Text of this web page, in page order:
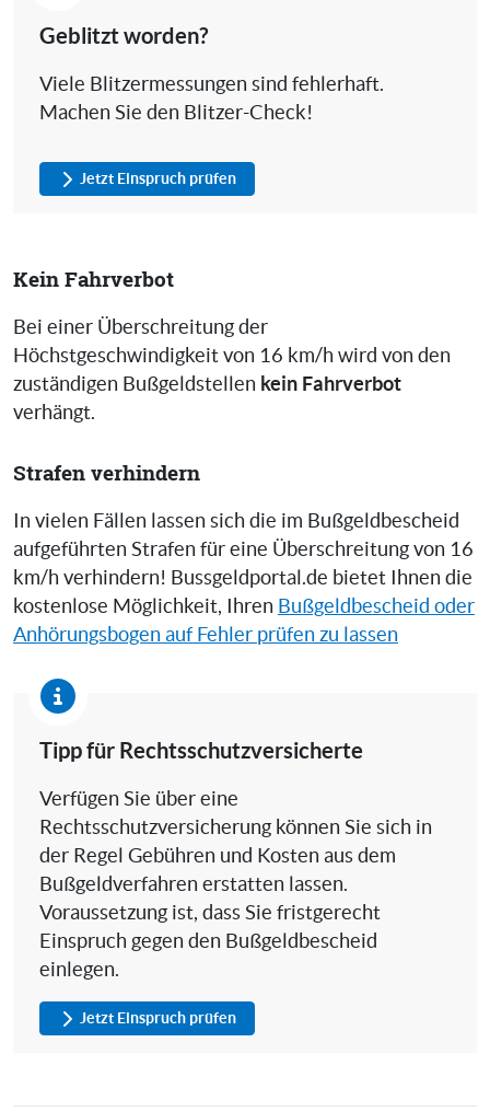
Geblitzt worden?
Viele Blitzermessungen sind fehlerhaft.
Machen Sie den Blitzer-Check!
Jetzt Einspruch prüfen
Kein Fahrverbot
Bei einer Überschreitung der
Höchstgeschwindigkeit von 16 km/h wird von den
zuständigen Bußgeldstellen kein Fahrverbot
verhängt.
Strafen verhindern
In vielen Fällen lassen sich die im Bußgeldbescheid
aufgeführten Strafen für eine Überschreitung von 16
km/h verhindern! Bussgeldportal.de bietet Ihnen die
kostenlose Möglichkeit, Ihren Bußgeldbescheid oder
Anhörungsbogen auf Fehler prüfen zu lassen
Tipp für Rechtsschutzversicherte
Verfügen Sie über eine
Rechtsschutzversicherung können Sie sich in
der Regel Gebühren und Kosten aus dem
Bußgeldverfahren erstatten lassen.
Voraussetzung ist, dass Sie fristgerecht
Einspruch gegen den Bußgeldbescheid
einlegen.
Jetzt Einspruch prüfen